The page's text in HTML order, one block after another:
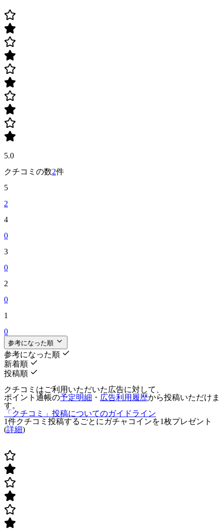
5.0
クチコミの数2件
5
2
4
0
3
0
2
0
1
0
参考になった順
参考になった順
新着順
投稿順
クチコミはご利用いただいた広告に対して、
ポイント通帳の予定明細 ・ 広告利用履歴から投稿いただけま
す。
「クチコミ」投稿についてのガイドライン
1件クチコミ投稿するごとに ガチャコインを1枚プレゼント
(詳細)